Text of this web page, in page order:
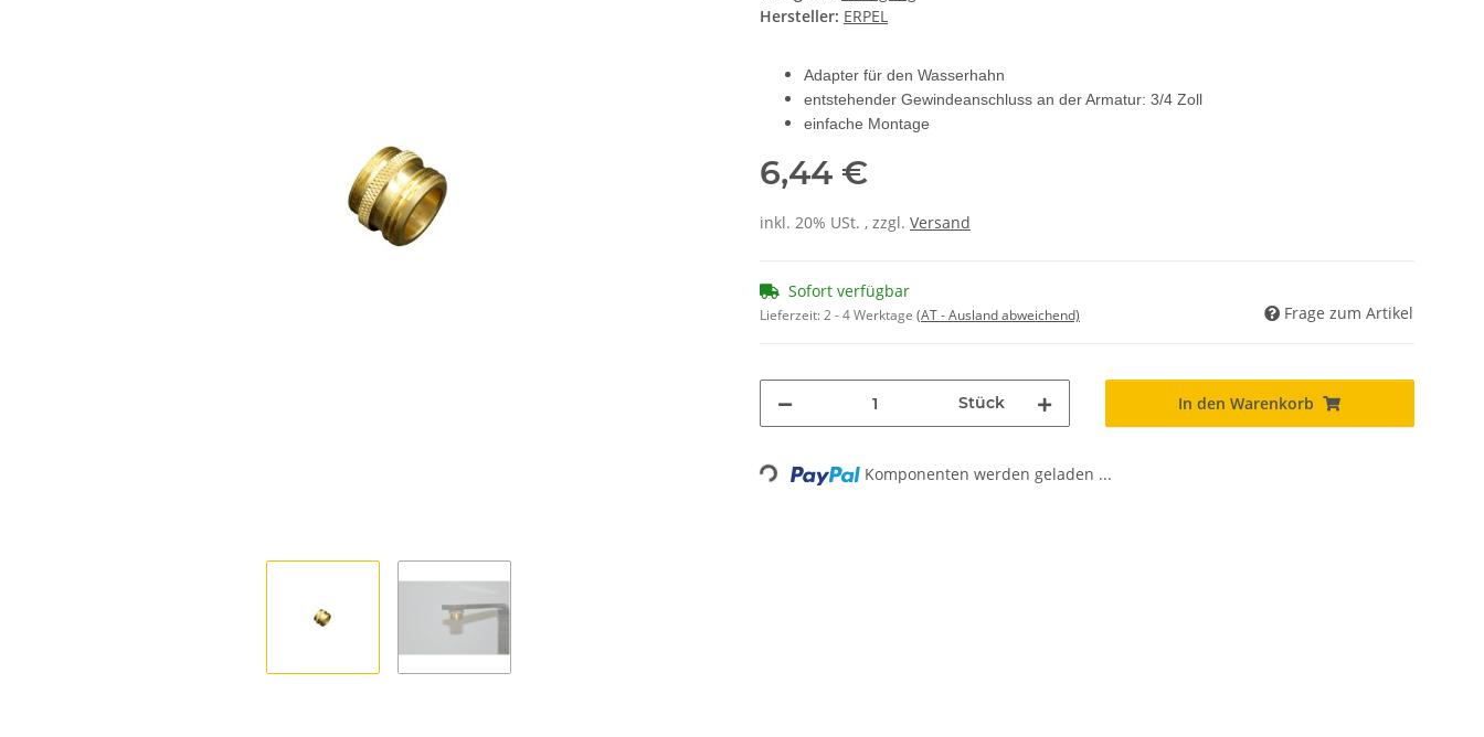
Hersteller: ERPEL
Adapter für den Wasserhahn
entstehender Gewindeanschluss an der Armatur: 3/4 Zoll
einfache Montage
6,44 €
inkl. 20% USt. , zzgl. Versand
Sofort verfügbar
Lieferzeit:2 - 4 Werktage (AT - Ausland abweichend) Frage zum Artikel
Stück In den Warenkorb
Loading... Komponenten werden geladen ...